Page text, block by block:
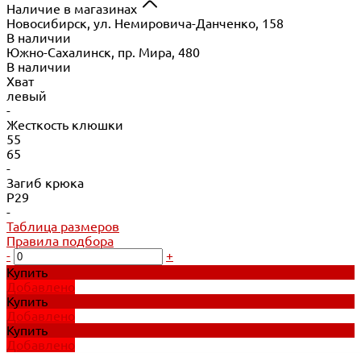
Наличие в магазинах
Новосибирск, ул. Немировича-Данченко, 158
В наличии
Южно-Сахалинск, пр. Мира, 480
В наличии
Хват
левый
-
Жесткость клюшки
55
65
-
Загиб крюка
P29
-
Таблица размеров
Правила подбора
-
+
Купить
Добавлено
Купить
Добавлено
Купить
Добавлено